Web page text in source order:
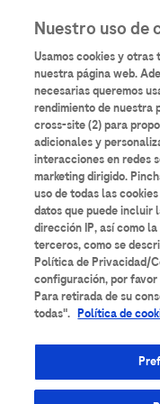
contenido
principal
Todos los
Área de Suero
Cardiología
Nuestro uso de
Usamos cookies y otras
nuestra página web.
necesarias queremos
rendimiento de nuestra
cross-site (2) para
adicionales y
interacciones en redes
marketing dirigido.
uso de todas las
datos que puede incluir
dirección IP, así como
terceros, como se
Política de Privacidad/
configuración, por
Para retirada de su
todas". Política de